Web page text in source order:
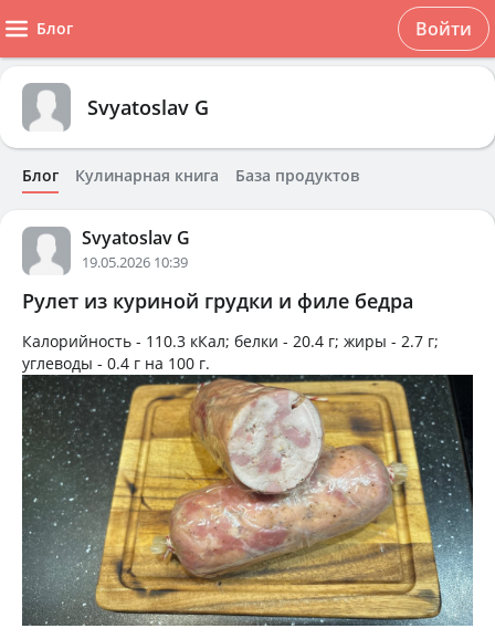
Блог Войти
Svyatoslav G
Блог Кулинарная книга База продуктов
Svyatoslav G
19.05.2026 10:39
Рулет из куриной грудки и филе бедра
Калорийность - 110.3 кКал; белки - 20.4 г; жиры - 2.7 г;
углеводы - 0.4 г на 100 г.